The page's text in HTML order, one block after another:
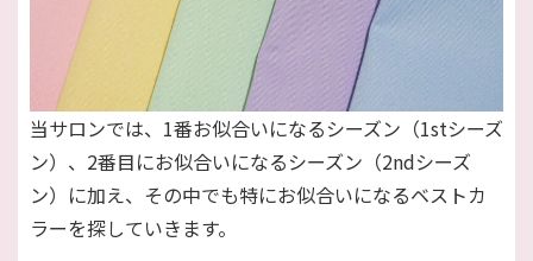
当サロンでは、1番お似合いになるシーズン（1stシーズ
ン）、2番目にお似合いになるシーズン（2ndシーズ
ン）に加え、その中でも特にお似合いになるベストカ
ラーを探していきます。